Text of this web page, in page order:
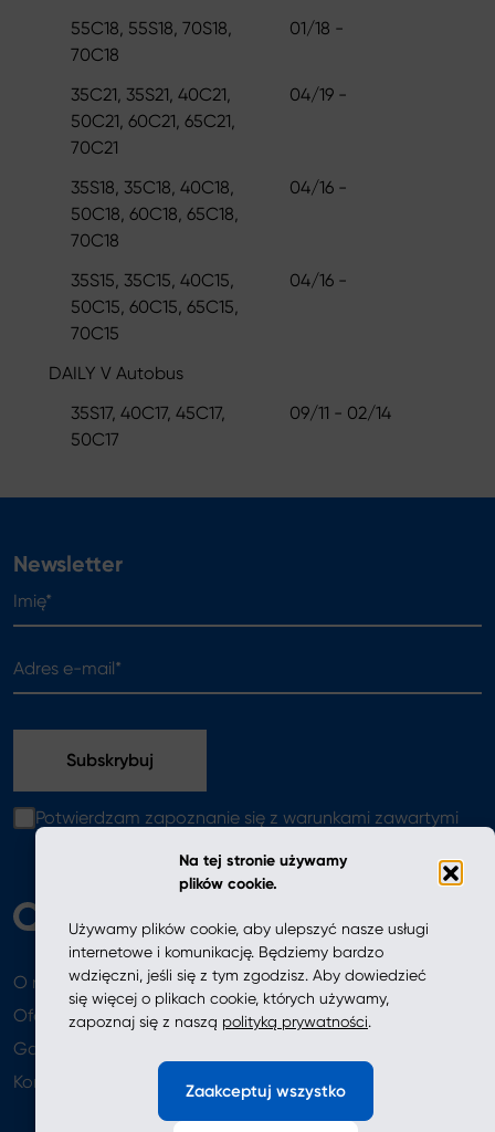
Na tej stronie używamy
plików cookie.
Używamy plików cookie, aby ulepszyć nasze usługi
internetowe i komunikację. Będziemy bardzo
wdzięczni, jeśli się z tym zgodzisz. Aby dowiedzieć
się więcej o plikach cookie, których używamy,
zapoznaj się z naszą polityką prywatności.
Zaakceptuj wszystko
55C18, 55S18, 70S18,
70C18
01/18 -
35C21, 35S21, 40C21,
50C21, 60C21, 65C21,
70C21
04/19 -
35S18, 35C18, 40C18,
50C18, 60C18, 65C18,
70C18
04/16 -
35S15, 35C15, 40C15,
50C15, 60C15, 65C15,
70C15
04/16 -
DAILY V Autobus
35S17, 40C17, 45C17,
50C17
09/11 - 02/14
Newsletter
Potwierdzam zapoznanie się z warunkami zawartymi
O nas
Oferta
Aktualności
Gdzie kupić
Kontakt